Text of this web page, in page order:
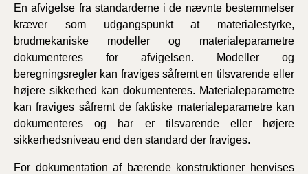
En afvigelse fra standarderne i de nævnte bestemmelser
kræver som udgangspunkt at materialestyrke,
brudmekaniske modeller og materialeparametre
dokumenteres for afvigelsen. Modeller og
beregningsregler kan fraviges såfremt en tilsvarende eller
højere sikkerhed kan dokumenteres. Materialeparametre
kan fraviges såfremt de faktiske materialeparametre kan
dokumenteres og har er tilsvarende eller højere
sikkerhedsniveau end den standard der fraviges.
For dokumentation af bærende konstruktioner henvises